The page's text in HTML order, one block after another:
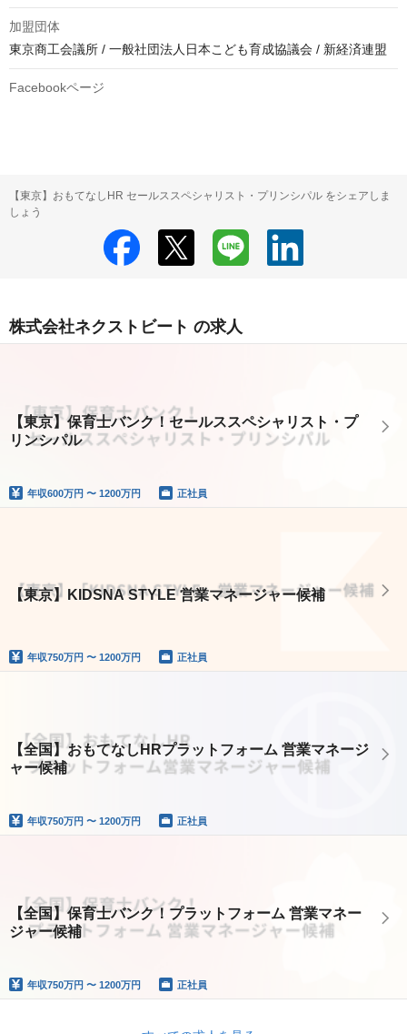
加盟団体
東京商工会議所 / 一般社団法人日本こども育成協議会 / 新経済連盟
Facebookページ
【東京】おもてなしHR セールススペシャリスト・プリンシパル をシェアしま
しょう
株式会社ネクストビート の求人
【東京】保育士バンク！セールススペシャリスト・プ
リンシパル
年収600万円 〜 1200万円 正社員
【東京】KIDSNA STYLE 営業マネージャー候補
年収750万円 〜 1200万円 正社員
【全国】おもてなしHRプラットフォーム 営業マネージ
ャー候補
年収750万円 〜 1200万円 正社員
【全国】保育士バンク！プラットフォーム 営業マネー
ジャー候補
年収750万円 〜 1200万円 正社員